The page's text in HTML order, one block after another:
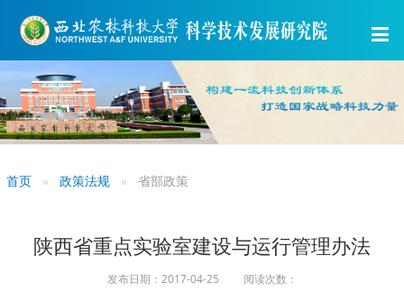
首页 政策法规 省部政策
陕西省重点实验室建设与运行管理办法
发布日期：2017-04-25 阅读次数：